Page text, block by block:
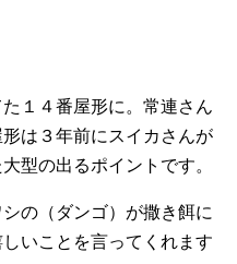
１４番屋形に。常連さん
は３年前にスイカさんが
型の出るポイントです。
の（ダンゴ）が撒き餌に
いことを言ってくれます